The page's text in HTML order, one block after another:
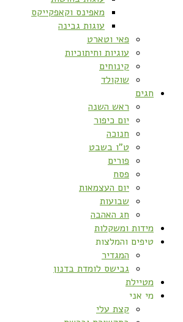
מאפינס וקאפקייקס
עוגות גבינה
פאי וטארט
עוגיות וחיתוכיות
קינוחים
שוקולד
חגים
ראש השנה
יום כיפור
חנוכה
ט”ו בשבט
פורים
פסח
יום העצמאות
שבועות
חג האהבה
מידות ומשקלות
טיפים והמלצות
המגדיר
גבישס לומדת בדנון
מטיילת
מי אני
קצת עלי